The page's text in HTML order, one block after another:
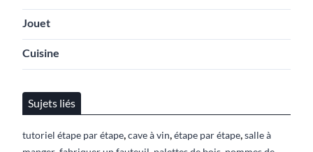
Jouet
Cuisine
Sujets liés
tutoriel étape par étape,cave à vin,étape par étape,salle à